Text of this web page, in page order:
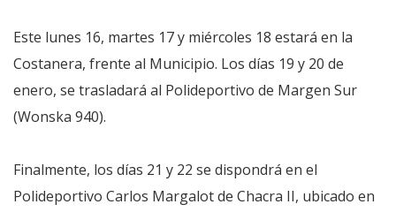
Este lunes 16, martes 17 y miércoles 18 estará en la
Costanera, frente al Municipio. Los días 19 y 20 de
enero, se trasladará al Polideportivo de Margen Sur
(Wonska 940).
Finalmente, los días 21 y 22 se dispondrá en el
Polideportivo Carlos Margalot de Chacra II, ubicado en